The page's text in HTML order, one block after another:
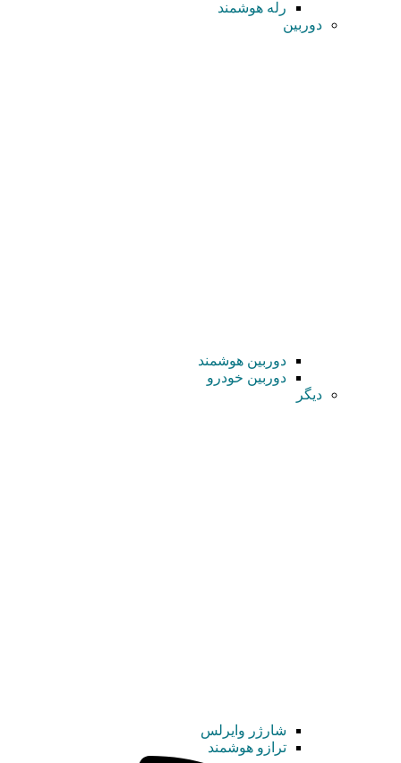
رله هوشمند
دوربین
دوربین هوشمند
دوربین خودرو
دیگر
شارژر وایرلس
ترازو هوشمند